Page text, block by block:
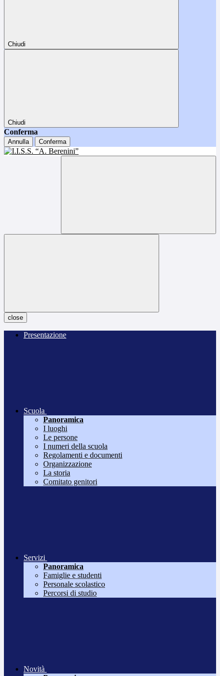
Chiudi
Chiudi
Conferma
Annulla Conferma
close
Presentazione
Scuola
Panoramica
I luoghi
Le persone
I numeri della scuola
Regolamenti e documenti
Organizzazione
La storia
Comitato genitori
Servizi
Panoramica
Famiglie e studenti
Personale scolastico
Percorsi di studio
Novità